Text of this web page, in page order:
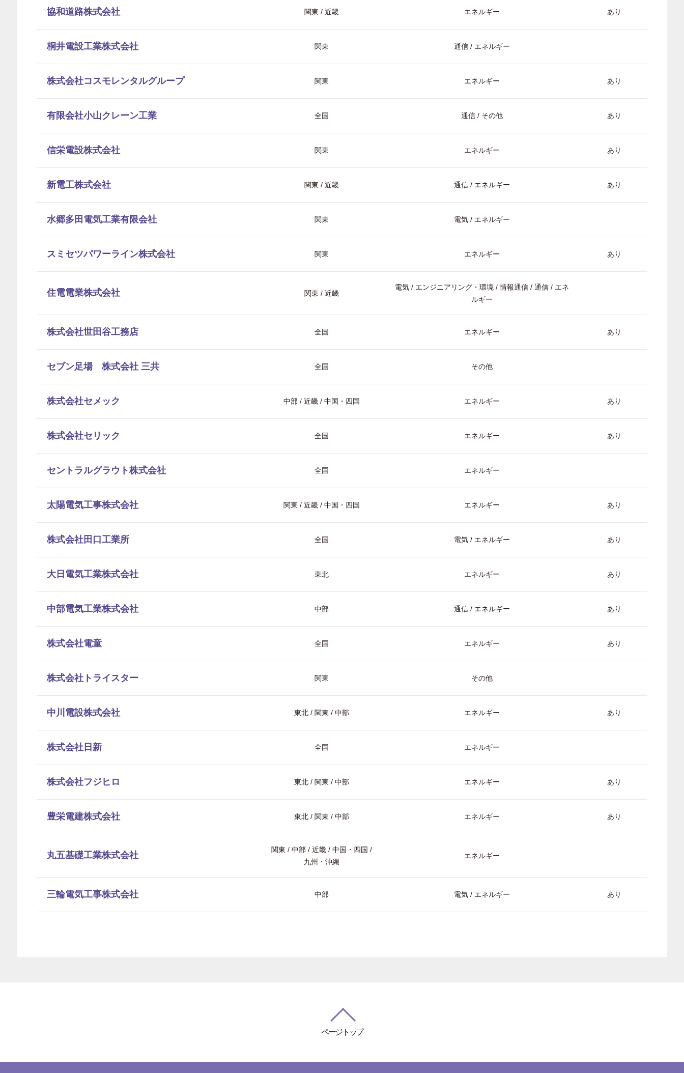
協和道路株式会社 関東 / 近畿 エネルギー あり
桐井電設工業株式会社 関東 通信 / エネルギー
株式会社コスモレンタルグループ 関東 エネルギー あり
有限会社小山クレーン工業 全国 通信 / その他 あり
信栄電設株式会社 関東 エネルギー あり
新電工株式会社 関東 / 近畿 通信 / エネルギー あり
水郷多田電気工業有限会社 関東 電気 / エネルギー
スミセツパワーライン株式会社 関東 エネルギー あり
住電電業株式会社 関東 / 近畿
電気 / エンジニアリング・環境 / 情報通信 / 通信 / エネ
ルギー
株式会社世田谷工務店 全国 エネルギー あり
セブン足場 株式会社 三共 全国 その他
株式会社セメック 中部 / 近畿 / 中国・四国 エネルギー あり
株式会社セリック 全国 エネルギー あり
セントラルグラウト株式会社 全国 エネルギー
太陽電気工事株式会社 関東 / 近畿 / 中国・四国 エネルギー あり
株式会社田口工業所 全国 電気 / エネルギー あり
大日電気工業株式会社 東北 エネルギー あり
中部電気工業株式会社 中部 通信 / エネルギー あり
株式会社電童 全国 エネルギー あり
株式会社トライスター 関東 その他
中川電設株式会社 東北 / 関東 / 中部 エネルギー あり
株式会社日新 全国 エネルギー
株式会社フジヒロ 東北 / 関東 / 中部 エネルギー あり
豊栄電建株式会社 東北 / 関東 / 中部 エネルギー あり
丸五基礎工業株式会社
関東 / 中部 / 近畿 / 中国・四国 /
九州・沖縄
エネルギー
三輪電気工事株式会社 中部 電気 / エネルギー あり
ページトップ